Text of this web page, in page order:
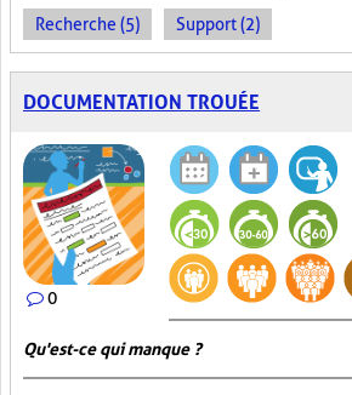
Recherche (5) Support (2)
DOCUMENTATION TROUÉE
0
Qu'est-ce qui manque ?